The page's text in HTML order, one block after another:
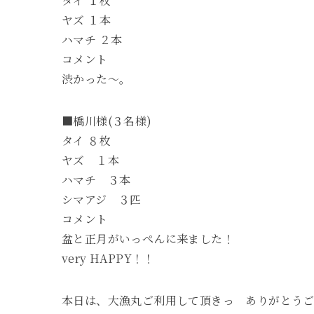
ヤズ １本
ハマチ ２本
コメント
渋かった～。
■橋川様(３名様)
タイ ８枚
ヤズ １本
ハマチ ３本
シマアジ ３匹
コメント
盆と正月がいっぺんに来ました！
very HAPPY！！
本日は、大漁丸ご利用して頂きっ ありがとう